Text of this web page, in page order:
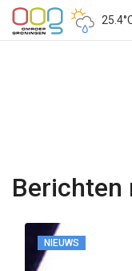
Berichten
NIEUWS